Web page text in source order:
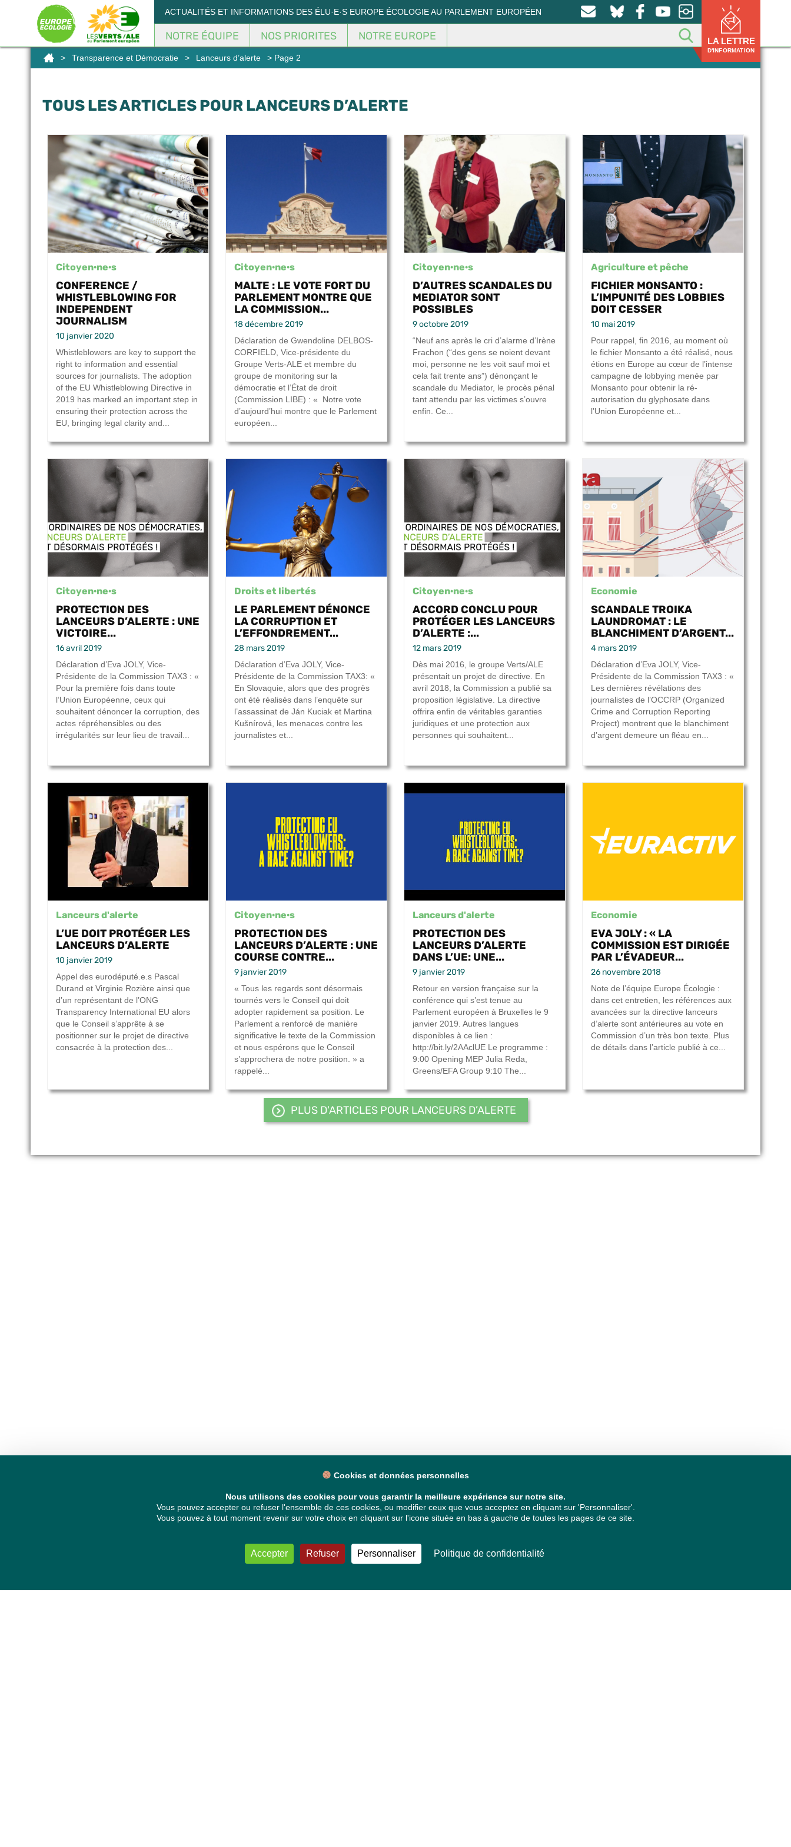
ACTUALITÉS ET INFORMATIONS DES ÉLU·E·S EUROPE ÉCOLOGIE AU PARLEMENT EUROPÉEN
NOTRE ÉQUIPE NOS PRIORITES NOTRE EUROPE LA LETTRE
D'INFORMATION
> Transparence et Démocratie > Lanceurs d’alerte > Page 2
TOUS LES ARTICLES POUR LANCEURS D’ALERTE
Citoyen·ne·s
CONFERENCE /
WHISTLEBLOWING FOR
INDEPENDENT
JOURNALISM
10 janvier 2020
Whistleblowers are key to support the
right to information and essential
sources for journalists. The adoption
of the EU Whistleblowing Directive in
2019 has marked an important step in
ensuring their protection across the
EU, bringing legal clarity and...
Citoyen·ne·s
MALTE : LE VOTE FORT DU
PARLEMENT MONTRE QUE
LA COMMISSION...
18 décembre 2019
Déclaration de Gwendoline DELBOS-
CORFIELD, Vice-présidente du
Groupe Verts-ALE et membre du
groupe de monitoring sur la
démocratie et l’État de droit
(Commission LIBE) : « Notre vote
d’aujourd’hui montre que le Parlement
européen...
Citoyen·ne·s
D’AUTRES SCANDALES DU
MEDIATOR SONT
POSSIBLES
9 octobre 2019
“Neuf ans après le cri d’alarme d’Irène
Frachon (“des gens se noient devant
moi, personne ne les voit sauf moi et
cela fait trente ans”) dénonçant le
scandale du Mediator, le procès pénal
tant attendu par les victimes s’ouvre
enfin. Ce...
Agriculture et pêche
FICHIER MONSANTO :
L’IMPUNITÉ DES LOBBIES
DOIT CESSER
10 mai 2019
Pour rappel, fin 2016, au moment où
le fichier Monsanto a été réalisé, nous
étions en Europe au cœur de l’intense
campagne de lobbying menée par
Monsanto pour obtenir la ré-
autorisation du glyphosate dans
l’Union Européenne et...
Citoyen·ne·s
PROTECTION DES
LANCEURS D’ALERTE : UNE
VICTOIRE...
16 avril 2019
Déclaration d’Eva JOLY, Vice-
Présidente de la Commission TAX3 : «
Pour la première fois dans toute
l’Union Européenne, ceux qui
souhaitent dénoncer la corruption, des
actes répréhensibles ou des
irrégularités sur leur lieu de travail...
Droits et libertés
LE PARLEMENT DÉNONCE
LA CORRUPTION ET
L’EFFONDREMENT...
28 mars 2019
Déclaration d’Eva JOLY, Vice-
Présidente de la Commission TAX3: «
En Slovaquie, alors que des progrès
ont été réalisés dans l’enquête sur
l’assassinat de Ján Kuciak et Martina
Kušnírová, les menaces contre les
journalistes et...
Citoyen·ne·s
ACCORD CONCLU POUR
PROTÉGER LES LANCEURS
D’ALERTE :...
12 mars 2019
Dès mai 2016, le groupe Verts/ALE
présentait un projet de directive. En
avril 2018, la Commission a publié sa
proposition législative. La directive
offrira enfin de véritables garanties
juridiques et une protection aux
personnes qui souhaitent...
Economie
SCANDALE TROIKA
LAUNDROMAT : LE
BLANCHIMENT D’ARGENT...
4 mars 2019
Déclaration d’Eva JOLY, Vice-
Présidente de la Commission TAX3 : «
Les dernières révélations des
journalistes de l’OCCRP (Organized
Crime and Corruption Reporting
Project) montrent que le blanchiment
d’argent demeure un fléau en...
Lanceurs d'alerte
L’UE DOIT PROTÉGER LES
LANCEURS D’ALERTE
10 janvier 2019
Appel des eurodéputé.e.s Pascal
Durand et Virginie Rozière ainsi que
d’un représentant de l’ONG
Transparency International EU alors
que le Conseil s’apprête à se
positionner sur le projet de directive
consacrée à la protection des...
Citoyen·ne·s
PROTECTION DES
LANCEURS D’ALERTE : UNE
COURSE CONTRE...
9 janvier 2019
« Tous les regards sont désormais
tournés vers le Conseil qui doit
adopter rapidement sa position. Le
Parlement a renforcé de manière
significative le texte de la Commission
et nous espérons que le Conseil
s’approchera de notre position. » a
rappelé...
Lanceurs d'alerte
PROTECTION DES
LANCEURS D’ALERTE
DANS L’UE: UNE...
9 janvier 2019
Retour en version française sur la
conférence qui s’est tenue au
Parlement européen à Bruxelles le 9
janvier 2019. Autres langues
disponibles à ce lien :
http://bit.ly/2AAclUE Le programme :
9:00 Opening MEP Julia Reda,
Greens/EFA Group 9:10 The...
Economie
EVA JOLY : « LA
COMMISSION EST DIRIGÉE
PAR L’ÉVADEUR...
26 novembre 2018
Note de l’équipe Europe Écologie :
dans cet entretien, les références aux
avancées sur la directive lanceurs
d’alerte sont antérieures au vote en
Commission d’un très bon texte. Plus
de détails dans l’article publié à ce...
PLUS D'ARTICLES POUR LANCEURS D’ALERTE
Panneau de gestion des cookies
Cookies et données personnelles
Nous utilisons des cookies pour vous garantir la meilleure expérience sur notre site.
Vous pouvez accepter ou refuser l'ensemble de ces cookies, ou modifier ceux que vous acceptez en cliquant sur 'Personnaliser'.
Vous pouvez à tout moment revenir sur votre choix en cliquant sur l'icone située en bas à gauche de toutes les pages de ce site.
Accepter Refuser Personnaliser Politique de confidentialité